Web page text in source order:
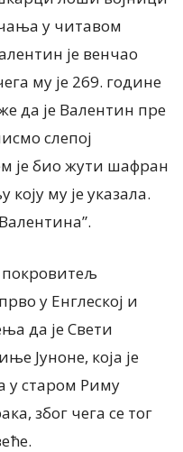
у читавом
је венчао
му је 269. године
да је Валентин пре
слепој
је био жути шафран
му је указала.
покровитељ
у Енглеској и
да је Свети
Јуноне, која је
у старом Риму
због чега се тог